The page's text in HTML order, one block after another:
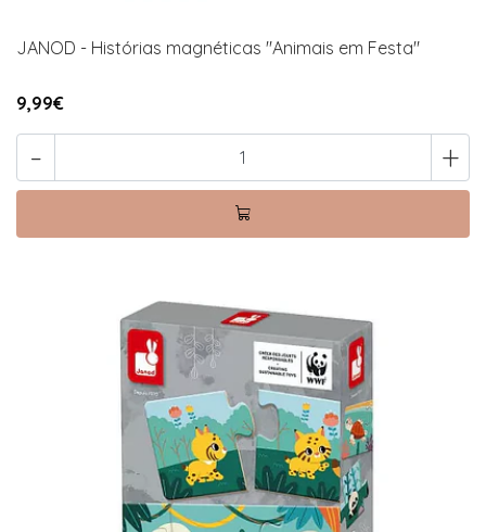
JANOD - Histórias magnéticas "Animais em Festa"
9,99€
- +